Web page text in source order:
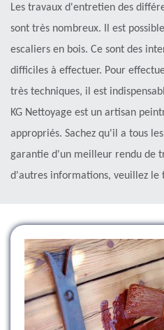
Les travaux d'entretien des
sont très nombreux. Il est
escaliers en bois. Ce sont des
difficiles à effectuer. Pour
très techniques, il est
KG Nettoyage est un artisan
appropriés. Sachez qu'il a tous
garantie d'un meilleur rendu de
d'autres informations, veuillez le